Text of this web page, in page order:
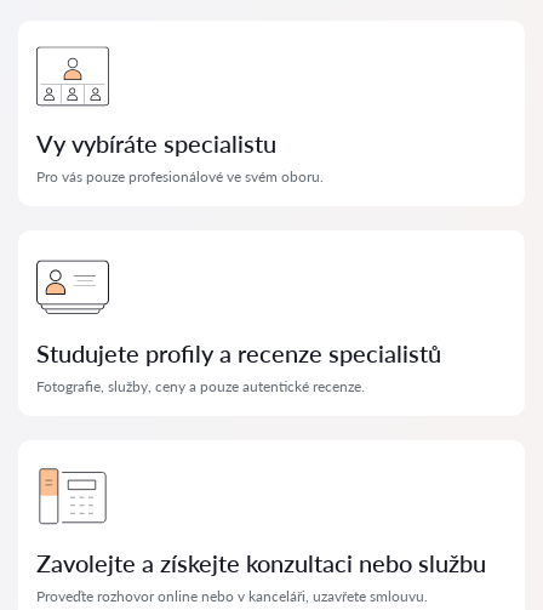
Vy vybíráte specialistu
Pro vás pouze profesionálové ve svém oboru.
Studujete profily a recenze specialistů
Fotografie, služby, ceny a pouze autentické recenze.
Zavolejte a získejte konzultaci nebo službu
Proveďte rozhovor online nebo v kanceláři, uzavřete smlouvu.